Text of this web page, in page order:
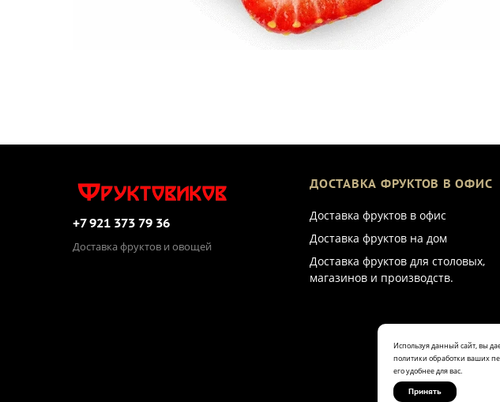
Используя данный сайт, вы
политики обработки ваших
его удобнее для вас.
Принять
+7 921 373 79 36
Доставка фруктов и овощей
ДОСТАВКА ФРУКТОВ В ОФИС
Доставка фруктов в офис
Доставка фруктов на дом
Доставка фруктов для столовых,
магазинов и производств.